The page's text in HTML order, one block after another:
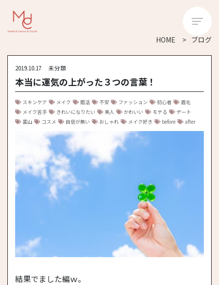
HOME ブログ
2019.10.17 未分類
本当に運気の上がった３つの言葉！
スキンケア メイク 婚活 不安 ファッション 初心者
眉毛
メイク苦手
きれいになりたい 美人 かわいい モテる
デート
富山
コスメ 自信が無い おしゃれ メイク好き before after
結果でました編ｗ。